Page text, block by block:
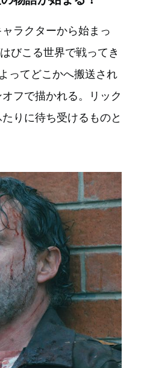
ラクターから始まっ
びこる世界で戦ってき
ってどこかへ搬送され
フで描かれる。リック
りに待ち受けるものと